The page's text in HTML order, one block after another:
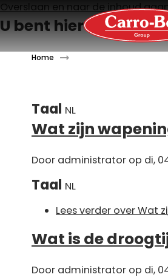
Overslaan en naar de inhoud
U bent hier
Home
Taal NL
Wat zijn
Door administrator op di,
Taal NL
Lees verder over Wat
Wat is de
Door administrator op di,